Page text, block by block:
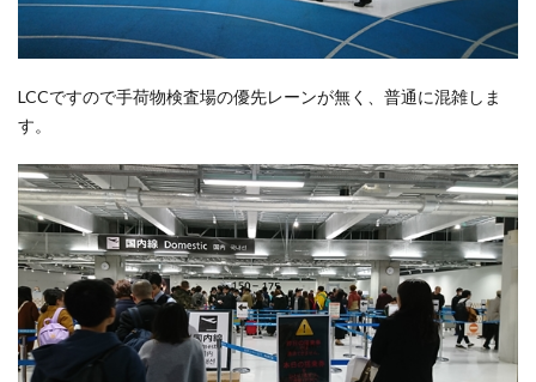
LCCですので手荷物検査場の優先レーンが無く、普通に混雑しま
す。